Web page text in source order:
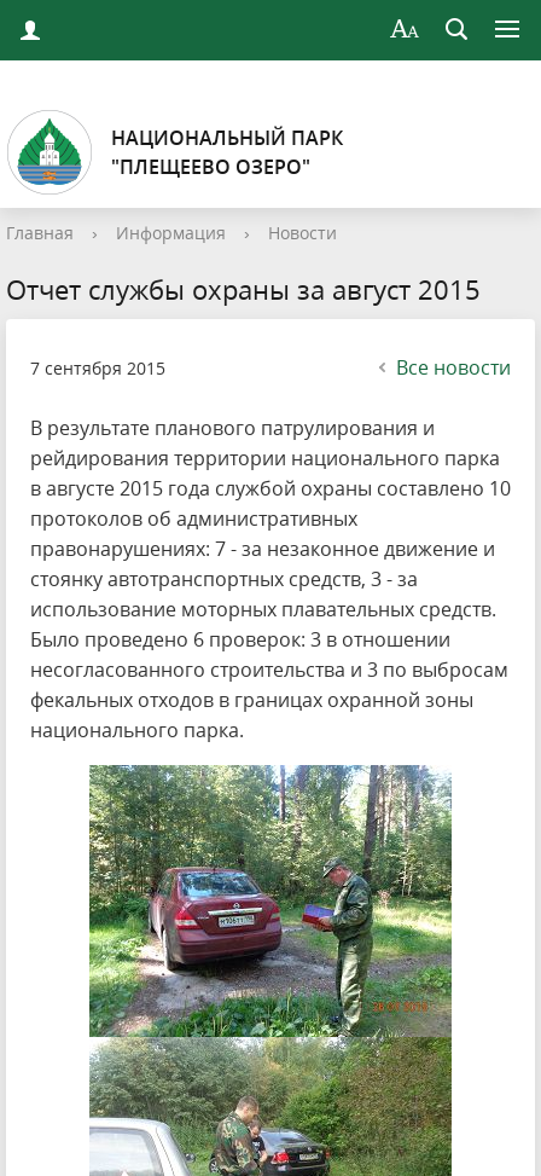
НАЦИОНАЛЬНЫЙ ПАРК
"ПЛЕЩЕЕВО ОЗЕРО"
Главная › Информация › Новости
Отчет службы охраны за август 2015
7 сентября 2015 Все новости
В результате планового патрулирования и
рейдирования территории национального парка
в августе 2015 года службой охраны составлено 10
протоколов об административных
правонарушениях: 7 - за незаконное движение и
стоянку автотранспортных средств, 3 - за
использование моторных плавательных средств.
Было проведено 6 проверок: 3 в отношении
несогласованного строительства и 3 по выбросам
фекальных отходов в границах охранной зоны
национального парка.